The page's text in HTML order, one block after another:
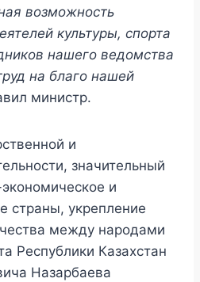
возможность
культуры, спорта
нашего ведомства
на благо нашей
министр.
и
значительный
и
страны, укрепление
между народами
Республики Казахстан
Назарбаева